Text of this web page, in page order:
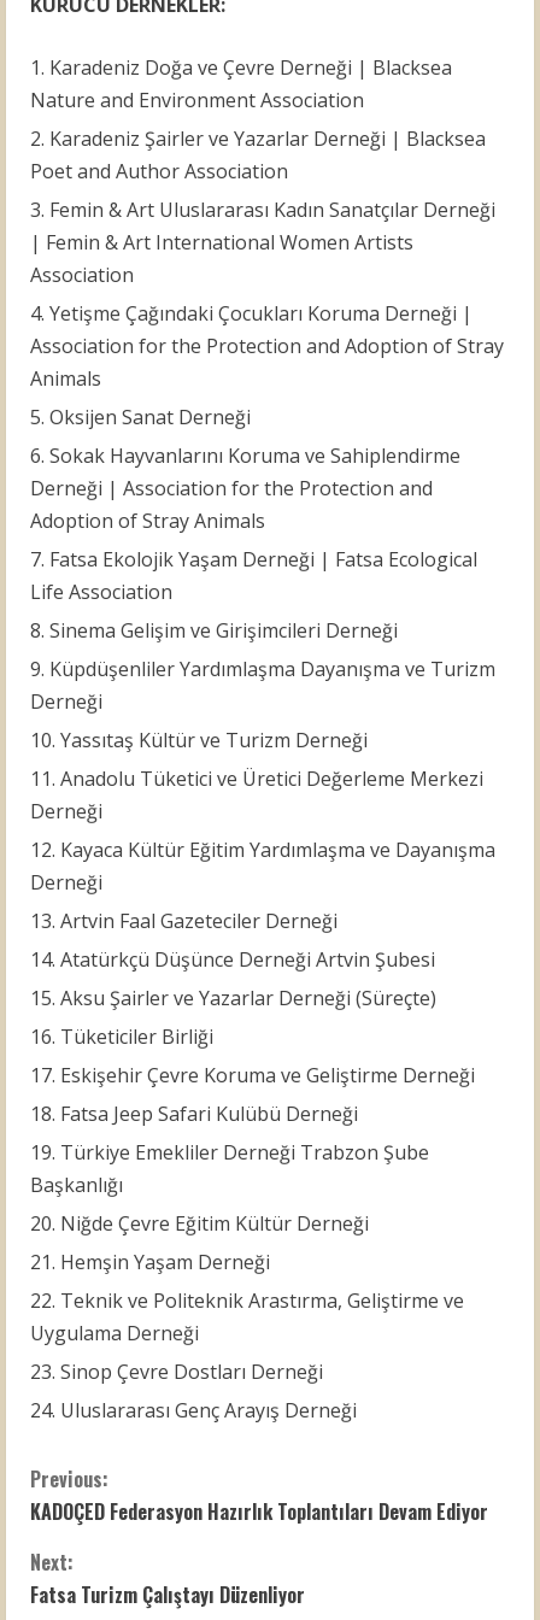
Karadeniz Doğa ve Çevre Derneği | Blacksea
Nature and Environment Association
Karadeniz Şairler ve Yazarlar Derneği | Blacksea
Poet and Author Association
Femin & Art Uluslararası Kadın Sanatçılar Derneği
| Femin & Art International Women Artists
Association
Yetişme Çağındaki Çocukları Koruma Derneği |
Association for the Protection and Adoption of Stray
Animals
Oksijen Sanat Derneği
Sokak Hayvanlarını Koruma ve Sahiplendirme
Derneği | Association for the Protection and
Adoption of Stray Animals
Fatsa Ekolojik Yaşam Derneği | Fatsa Ecological
Life Association
Sinema Gelişim ve Girişimcileri Derneği
Küpdüşenliler Yardımlaşma Dayanışma ve Turizm
Derneği
Yassıtaş Kültür ve Turizm Derneği
Anadolu Tüketici ve Üretici Değerleme Merkezi
Derneği
Kayaca Kültür Eğitim Yardımlaşma ve Dayanışma
Derneği
Artvin Faal Gazeteciler Derneği
Atatürkçü Düşünce Derneği Artvin Şubesi
Aksu Şairler ve Yazarlar Derneği (Süreçte)
Tüketiciler Birliği
Eskişehir Çevre Koruma ve Geliştirme Derneği
Fatsa Jeep Safari Kulübü Derneği
Türkiye Emekliler Derneği Trabzon Şube
Başkanlığı
Niğde Çevre Eğitim Kültür Derneği
Hemşin Yaşam Derneği
Teknik ve Politeknik Arastırma, Geliştirme ve
Uygulama Derneği
Sinop Çevre Dostları Derneği
Uluslararası Genç Arayış Derneği
C
o
n
Previous:
KADOÇED Federasyon Hazırlık Toplantıları Devam Ediyor
Next:
Fatsa Turizm Çalıştayı Düzenliyor